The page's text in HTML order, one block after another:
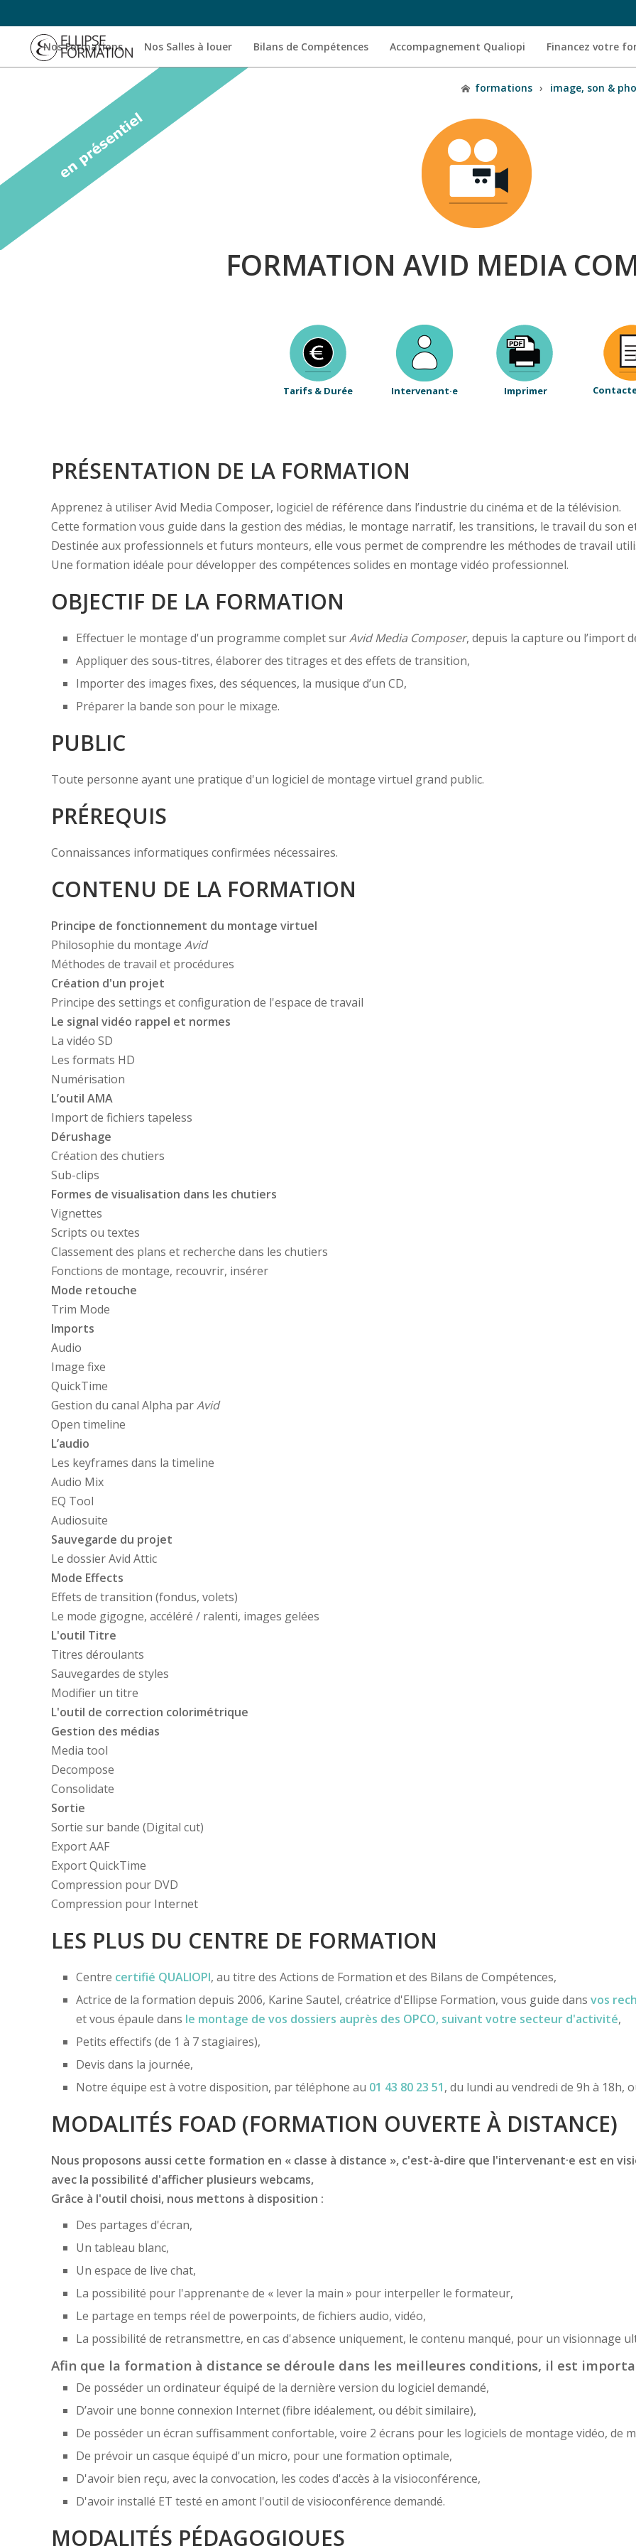
Nos Formations Nos Salles à louer Bilans de Compétences Accompagnement Qualiopi Financez votre
formations › image, son &
FORMATION AVID MEDIA
Tarifs & Durée Intervenant·e Imprimer
PRÉSENTATION DE LA FORMATION
Apprenez à utiliser Avid Media Composer, logiciel de référence dans l’industrie du cinéma et de la télévision.
Cette formation vous guide dans la gestion des médias, le montage narratif, les transitions, le travail du son
Destinée aux professionnels et futurs monteurs, elle vous permet de comprendre les méthodes de travail
Une formation idéale pour développer des compétences solides en montage vidéo professionnel.
OBJECTIF DE LA FORMATION
Effectuer le montage d'un programme complet surAvid Media Composer, depuis la capture ou l’import
Appliquer des sous-titres, élaborer des titrages et des effets de transition,
Importer des images fixes, des séquences, la musique d’un CD,
Préparer la bande son pour le mixage.
PUBLIC
Toute personne ayant une pratique d'un logiciel de montage virtuel grand public.
PRÉREQUIS
Connaissances informatiques confirmées nécessaires.
CONTENU DE LA FORMATION
Principe de fonctionnement du montage virtuel
Philosophie du montage Avid
Méthodes de travail et procédures
Création d'un projet
Principe des settings et configuration de l'espace de travail
Le signal vidéo rappel et normes
La vidéo SD
Les formats HD
Numérisation
L’outil AMA
Import de fichiers tapeless
Dérushage
Création des chutiers
Sub-clips
Formes de visualisation dans les chutiers
Vignettes
Scripts ou textes
Classement des plans et recherche dans les chutiers
Fonctions de montage, recouvrir, insérer
Mode retouche
Trim Mode
Imports
Audio
Image fixe
QuickTime
Gestion du canal Alpha parAvid
Open timeline
L’audio
Les keyframes dans la timeline
Audio Mix
EQ Tool
Audiosuite
Sauvegarde du projet
Le dossier Avid Attic
Mode Effects
Effets de transition (fondus, volets)
Le mode gigogne, accéléré / ralenti, images gelées
L'outil Titre
Titres déroulants
Sauvegardes de styles
Modifier un titre
L'outil de correction colorimétrique
Gestion des médias
Media tool
Decompose
Consolidate
Sortie
Sortie sur bande (Digital cut)
Export AAF
Export QuickTime
Compression pour DVD
Compression pour Internet
LES PLUS DU CENTRE DE FORMATION
Centre certifié QUALIOPI, au titre des Actions de Formation et des Bilans de Compétences,
Actrice de la formation depuis 2006, Karine Sautel, créatrice d'Ellipse Formation, vous guide dans vos
et vous épaule dans le montage de vos dossiers auprès des OPCO, suivant votre secteur d'activité,
Petits effectifs (de 1 à 7 stagiaires),
Devis dans la journée,
Notre équipe est à votre disposition, par téléphone au 01 43 80 23 51, du lundi au vendredi de 9h à 18h,
MODALITÉS FOAD (FORMATION OUVERTE À DISTANCE)
Nous proposons aussi cette formation en « classe à distance », c'est-à-dire que l'intervenant·e est en
avec la possibilité d'afficher plusieurs webcams,
Grâce à l'outil choisi, nous mettons à disposition :
Des partages d'écran,
Un tableau blanc,
Un espace de live chat,
La possibilité pour l'apprenant·e de « lever la main » pour interpeller le formateur,
Le partage en temps réel de powerpoints, de fichiers audio, vidéo,
La possibilité de retransmettre, en cas d'absence uniquement, le contenu manqué, pour un visionnage
Afin que la formation à distance se déroule dans les meilleures conditions, il est
De posséder un ordinateur équipé de la dernière version du logiciel demandé,
D’avoir une bonne connexion Internet (fibre idéalement, ou débit similaire),
De posséder un écran suffisamment confortable, voire 2 écrans pour les logiciels de montage vidéo, de
De prévoir un casque équipé d'un micro, pour une formation optimale,
D'avoir bien reçu, avec la convocation, les codes d'accès à la visioconférence,
D'avoir installé ET testé en amont l'outil de visioconférence demandé.
MODALITÉS PÉDAGOGIQUES